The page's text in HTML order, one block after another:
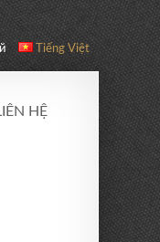
Tiếng Việt
HỆ